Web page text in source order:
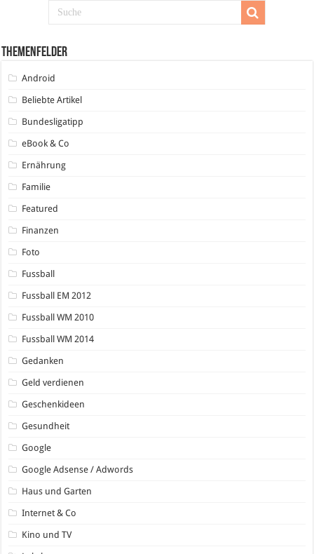
Themenfelder
Android
Beliebte Artikel
Bundesligatipp
eBook & Co
Ernährung
Familie
Featured
Finanzen
Foto
Fussball
Fussball EM 2012
Fussball WM 2010
Fussball WM 2014
Gedanken
Geld verdienen
Geschenkideen
Gesundheit
Google
Google Adsense / Adwords
Haus und Garten
Internet & Co
Kino und TV